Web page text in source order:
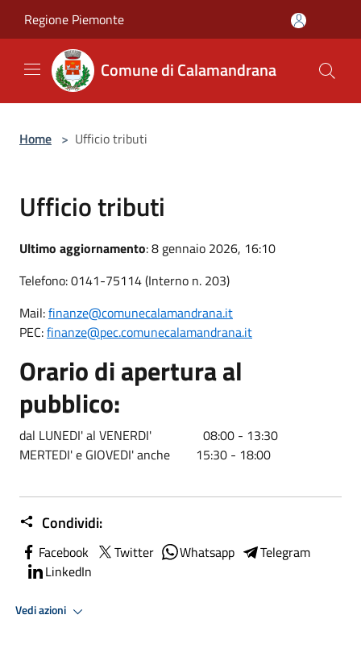
Regione Piemonte
Comune di Calamandrana
Home > Ufficio tributi
Ufficio tributi
Ultimo aggiornamento: 8 gennaio 2026, 16:10
Telefono: 0141-75114 (Interno n. 203)
Mail:finanze@comunecalamandrana.it
PEC:finanze@pec.comunecalamandrana.it
Orario di apertura al
pubblico:
dal LUNEDI' al VENERDI' 08:00 - 13:30
MERTEDI' e GIOVEDI' anche 15:30 - 18:00
Condividi:
Facebook Twitter Whatsapp
Telegram
LinkedIn
Vedi azioni